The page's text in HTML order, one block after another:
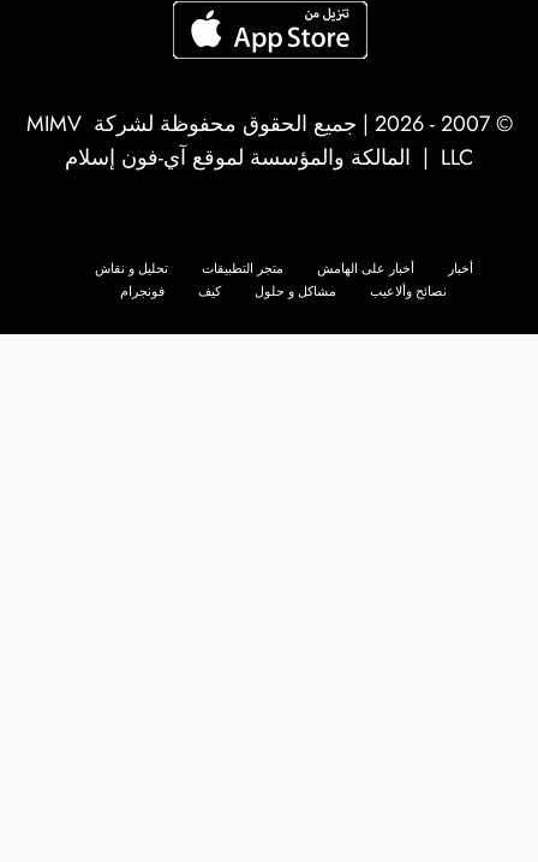
© 2007 - 2026 | جميع الحقوق محفوظة لشركة
MIMV
LLC | المالكة والمؤسسة لموقع آي-فون إسلام
أخبار أخبار على الهامش متجر التطبيقات
تحليل و نقاش
نصائح وألاعيب
مشاكل و حلول كيف فونجرام